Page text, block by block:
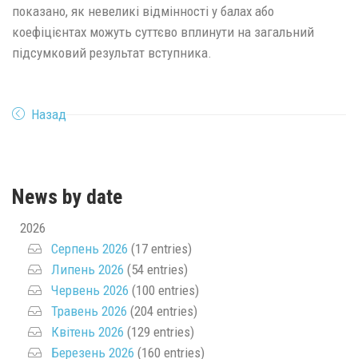
показано, як невеликі відмінності у балах або
коефіцієнтах можуть суттєво вплинути на загальний
підсумковий результат вступника.
Назад
News by date
2026
Серпень 2026 (17 entries)
Липень 2026 (54 entries)
Червень 2026 (100 entries)
Травень 2026 (204 entries)
Квітень 2026 (129 entries)
Березень 2026 (160 entries)